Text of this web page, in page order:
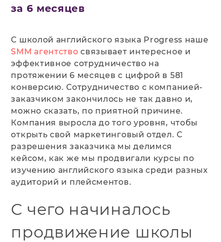
за 6 месяцев
С школой английского языка Progress наше
SMM агентство связывает интересное и
эффективное сотрудничество на
протяжении 6 месяцев с цифрой в 581
конверсию. Сотрудничество с компанией-
заказчиком закончилось не так давно и,
можно сказать, по приятной причине.
Компания выросла до того уровня, чтобы
открыть свой маркетинговый отдел. С
разрешения заказчика мы делимся
кейсом, как же мы продвигали курсы по
изучению английского языка среди разных
аудиторий и плейсментов.
С чего начиналось
продвижение школы